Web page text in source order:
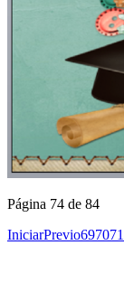
Página 74 de 84
IniciarPrevio697071